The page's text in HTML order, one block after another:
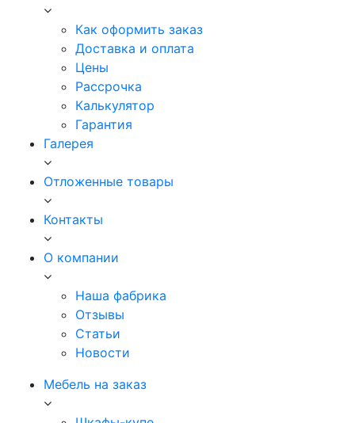
Как оформить заказ
Доставка и оплата
Цены
Рассрочка
Калькулятор
Гарантия
Галерея
Отложенные товары
Контакты
О компании
Наша фабрика
Отзывы
Статьи
Новости
Мебель на заказ